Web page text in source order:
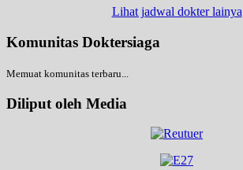
Lihat jadwal dokter lainya
Komunitas Doktersiaga
Memuat komunitas terbaru...
Diliput oleh Media